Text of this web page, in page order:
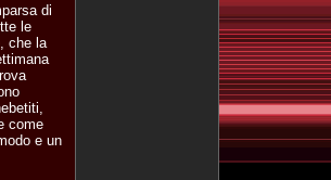
di
le
che la
come
e un